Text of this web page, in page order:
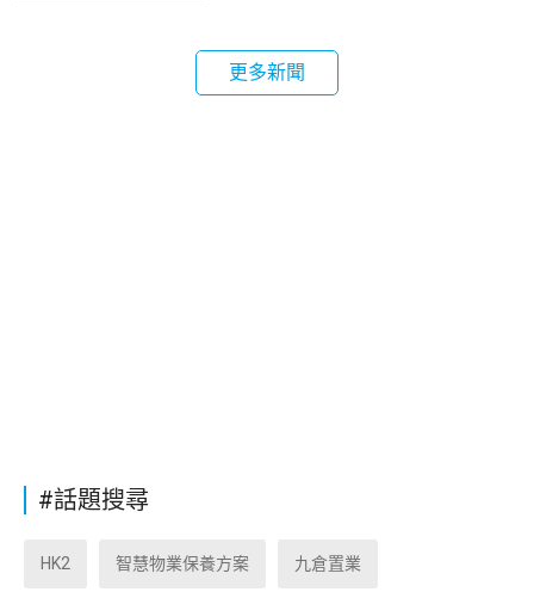
更多新聞
#話題搜尋
HK2 智慧物業保養方案 九倉置業